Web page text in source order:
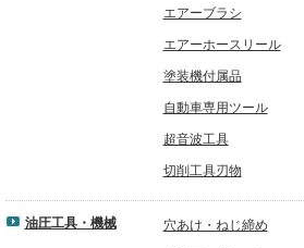
エアーブラシ
エアーホースリール
塗装機付属品
自動車専用ツール
超音波工具
切削工具刃物
油圧工具・機械 穴あけ・ねじ締め